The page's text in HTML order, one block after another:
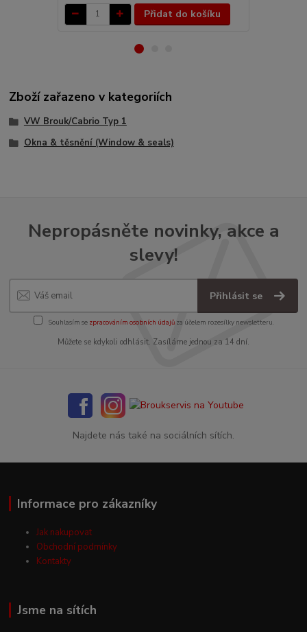
Přidat do košíku
Zboží zařazeno v kategoriích
VW Brouk/Cabrio Typ 1
Okna & těsnění (Window & seals)
Nepropásněte novinky, akce a
slevy!
Přihlásit se
Souhlasím se zpracováním osobních údajůza účelem rozesílky newsletteru.
Můžete se kdykoli odhlásit. Zasíláme jednou za 14 dní.
Najdete nás také na sociálních sítích.
Informace pro zákazníky
Jak nakupovat
Obchodní podmínky
Kontakty
Jsme na sítích